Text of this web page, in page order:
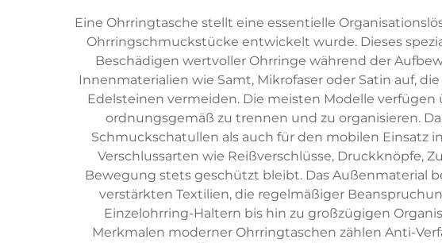
Eine Ohrringtasche stellt eine essentielle
Ohrringschmuckstücke entwickelt wurde. Dieses
Beschädigen wertvoller Ohrringe während der
Innenmaterialien wie Samt, Mikrofaser oder Satin auf,
Edelsteinen vermeiden. Die meisten Modelle verfügen
ordnungsgemäß zu trennen und zu organisieren.
Schmuckschatullen als auch für den mobilen Einsatz
Verschlussarten wie Reißverschlüsse, Druckknöpfe,
Bewegung stets geschützt bleibt. Das Außenmaterial
verstärkten Textilien, die regelmäßiger
Einzelohrring-Haltern bis hin zu großzügigen
Merkmalen moderner Ohrringtaschen zählen Anti-